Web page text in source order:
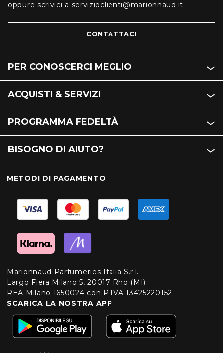
oppure scrivici a servizioclienti@marionnaud.it
CONTATTACI
PER CONOSCERCI MEGLIO
ACQUISTI & SERVIZI
PROGRAMMA FEDELTÀ
BISOGNO DI AIUTO?
METODI DI PAGAMENTO
Marionnaud Parfumeries Italia S.r.l.
Largo Fiera Milano 5, 20017 Rho (MI)
REA Milano 1650024 con P.IVA 13425220152.
SCARICA LA NOSTRA APP